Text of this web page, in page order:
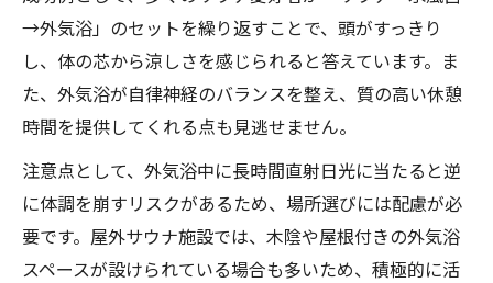
→外気浴」のセットを繰り返すことで、頭がすっきり
し、体の芯から涼しさを感じられると答えています。ま
た、外気浴が自律神経のバランスを整え、質の高い休憩
時間を提供してくれる点も見逃せません。
注意点として、外気浴中に長時間直射日光に当たると逆
に体調を崩すリスクがあるため、場所選びには配慮が必
要です。屋外サウナ施設では、木陰や屋根付きの外気浴
スペースが設けられている場合も多いため、積極的に活